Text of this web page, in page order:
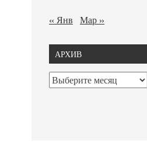
« Янв Мар »
АРХИВ